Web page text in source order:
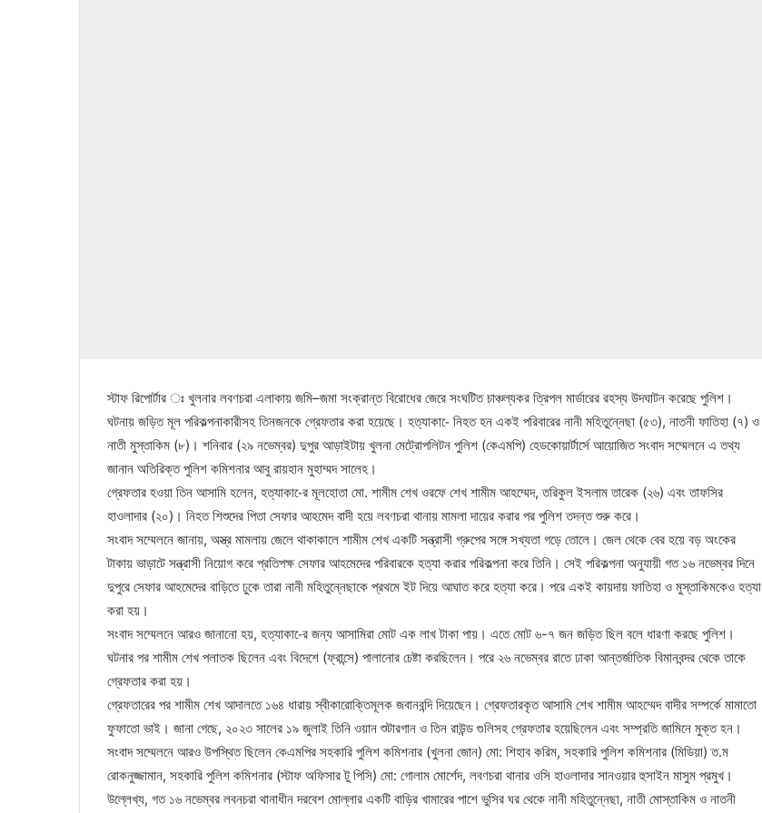
স্টাফ রিপোর্টার ঃ খুলনার লবণচরা এলাকায় জমি–জমা সংক্রান্ত বিরোধের জেরে সংঘটিত চাঞ্চল্যকর ত্রিপল মার্ডারের রহস্য উদঘাটন করেছে পুলিশ।
ঘটনায় জড়িত মূল পরিকল্পনাকারীসহ তিনজনকে গ্রেফতার করা হয়েছে। হত্যাকা-ে নিহত হন একই পরিবারের নানী মহিতুন্নেছা (৫৩), নাতনী ফাতিহা (৭) ও
নাতী মুস্তাকিম (৮)। শনিবার (২৯ নভেম্বর) দুপুর আড়াইটায় খুলনা মেট্রোপলিটন পুলিশ (কেএমপি) হেডকোয়ার্টার্সে আয়োজিত সংবাদ সম্মেলনে এ তথ্য
জানান অতিরিক্ত পুলিশ কমিশনার আবু রায়হান মুহাম্মদ সালেহ।
গ্রেফতার হওয়া তিন আসামি হলেন, হত্যাকা-ের মূলহোতা মো. শামীম শেখ ওরফে শেখ শামীম আহম্মেদ, তরিকুল ইসলাম তারেক (২৬) এবং তাফসির
হাওলাদার (২০)। নিহত শিশুদের পিতা সেফার আহমেদ বাদী হয়ে লবণচরা থানায় মামলা দায়ের করার পর পুলিশ তদন্ত শুরু করে।
সংবাদ সম্মেলনে জানায়, অস্ত্র মামলায় জেলে থাকাকালে শামীম শেখ একটি সন্ত্রাসী গ্রুপের সঙ্গে সখ্যতা গড়ে তোলে। জেল থেকে বের হয়ে বড় অংকের
টাকায় ভাড়াটে সন্ত্রাসী নিয়োগ করে প্রতিপক্ষ সেফার আহমেদের পরিবারকে হত্যা করার পরিকল্পনা করে তিনি। সেই পরিকল্পনা অনুযায়ী গত ১৬ নভেম্বর দিনে
দুপুরে সেফার আহমেদের বাড়িতে ঢুকে তারা নানী মহিতুন্নেছাকে প্রথমে ইট দিয়ে আঘাত করে হত্যা করে। পরে একই কায়দায় ফাতিহা ও মুস্তাকিমকেও হত্যা
করা হয়।
সংবাদ সম্মেলনে আরও জানানো হয়, হত্যাকা-ের জন্য আসামিরা মোট এক লাখ টাকা পায়। এতে মোট ৬-৭ জন জড়িত ছিল বলে ধারণা করছে পুলিশ।
ঘটনার পর শামীম শেখ পলাতক ছিলেন এবং বিদেশে (ফ্রান্সে) পালানোর চেষ্টা করছিলেন। পরে ২৬ নভেম্বর রাতে ঢাকা আন্তর্জাতিক বিমানবন্দর থেকে তাকে
গ্রেফতার করা হয়।
গ্রেফতারের পর শামীম শেখ আদালতে ১৬৪ ধারায় স্বীকারোক্তিমূলক জবানবন্দি দিয়েছেন। গ্রেফতারকৃত আসামি শেখ শামীম আহম্মেদ বাদীর সম্পর্কে মামাতো
ফুফাতো ভাই। জানা গেছে, ২০২৩ সালের ১৯ জুলাই তিনি ওয়ান শুটারগান ও তিন রাউন্ড গুলিসহ গ্রেফতার হয়েছিলেন এবং সম্প্রতি জামিনে মুক্ত হন।
সংবাদ সম্মেলনে আরও উপস্থিত ছিলেন কেএমপির সহকারি পুলিশ কমিশনার (খুলনা জোন) মো: শিহাব করিম, সহকারি পুলিশ কমিশনার (মিডিয়া) ত.ম
রোকনুজ্জামান, সহকারি পুলিশ কমিশনার (স্টাফ অফিসার টু পিসি) মো: গোলাম মোর্শেদ, লবণচরা থানার ওসি হাওলাদার সানওয়ার হুসাইন মাসুম প্রমুখ।
উল্লেখ্য, গত ১৬ নভেম্বর লবনচরা থানাধীন দরবেশ মোল্লার একটি বাড়ির খামারের পাশে ভুসির ঘর থেকে নানী মহিতুন্নেছা, নাতী মোস্তাকিম ও নাতনী